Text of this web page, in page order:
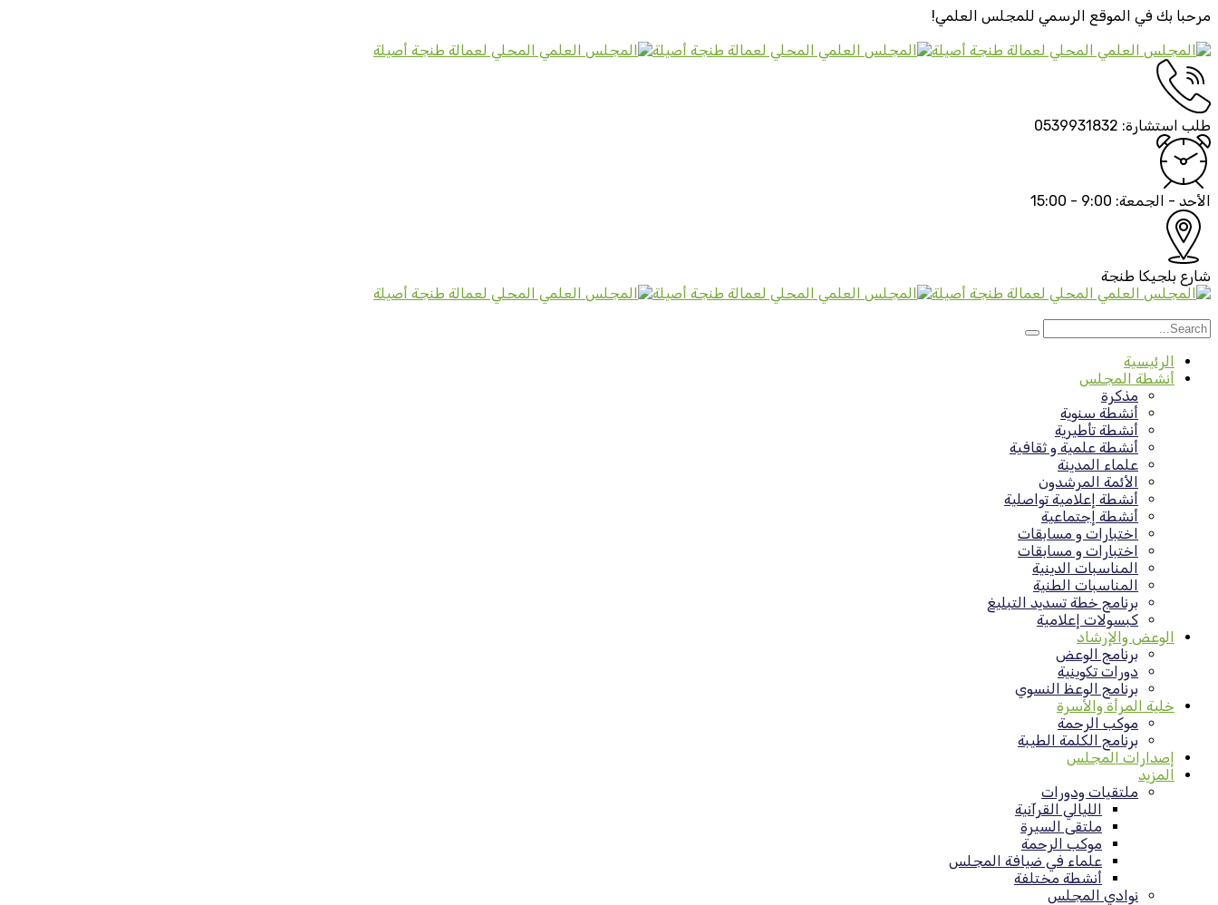
مرحبا بك في الموقع الرسمي للمجلس العلمي!
طلب استشارة: 0539931832
الأحد - الجمعة: 9:00 - 15:00
شارع بلجيكا طنجة
الرئيسية
أنشطة المجلس
مذكرة
أنشطة سنوية
أنشطة تأطيرية
أنشطة علمية و ثقافية
علماء المدينة
الأئمة المرشدون
أنشطة إعلامية تواصلية
أنشطة إجتماعية
اختبارات و مسابقات
اختبارات و مسابقات
المناسبات الدينية
المناسبات الطنية
برنامج خطة تسديد التبليغ
كبسولات إعلامية
الوعض والإرشاد
برنامج الوعض
دورات تكوينية
برنامج الوعظ النسوي
خلية المرأة والأسرة
موكب الرحمة
برنامج الكلمة الطيبة
إصدارات المجلس
المزيد
ملتقيات ودورات
الليالي القرآنية
ملتقى السيرة
موكب الرحمة
علماء في ضيافة المجلس
أنشطة مختلفة
نوادي المجلس